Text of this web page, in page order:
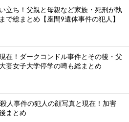
立ち！父親と母親など家族・死刑が執
で総まとめ【座間9遺体事件の犯人】
在！ダークコンドル事件とその後・父
妻女子大学停学の噂も総まとめ
人事件の犯人の顔写真と現在！加害
まとめ